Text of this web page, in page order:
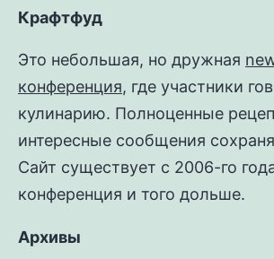
Крафтфуд
Это небольшая, но дружная
конференция, где участники
кулинарию. Полноценные
интересные сообщения
Сайт существует с 2006-го
конференция и того дольше.
Архивы